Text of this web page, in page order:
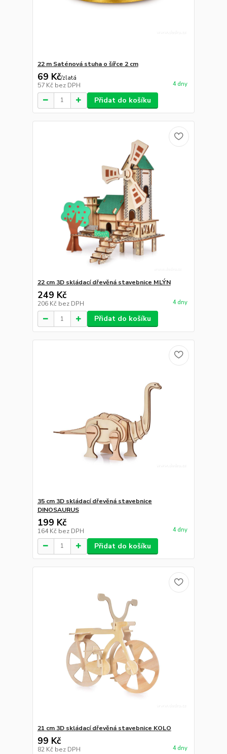
22 m Saténová stuha o šířce 2 cm
69 Kč/zlatá
57 Kč bez DPH 4 dny
Přidat do košíku
22 cm 3D skládací dřevěná stavebnice MLÝN
249 Kč
206 Kč bez DPH 4 dny
Přidat do košíku
35 cm 3D skládací dřevěná stavebnice
DINOSAURUS
199 Kč
164 Kč bez DPH 4 dny
Přidat do košíku
21 cm 3D skládací dřevěná stavebnice KOLO
99 Kč
82 Kč bez DPH 4 dny